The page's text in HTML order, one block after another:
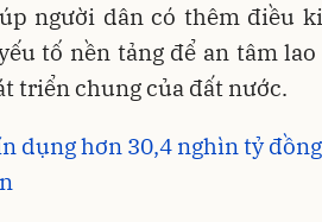
người dân có thêm điều
tố nền tảng để an tâm lao
triển chung của đất nước.
dụng hơn 30,4 nghìn tỷ